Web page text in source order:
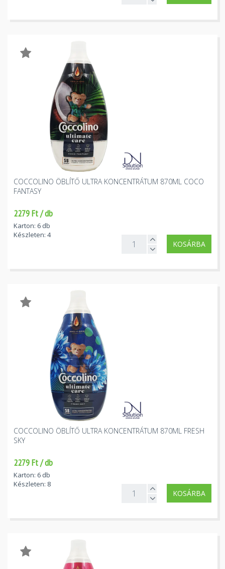
COCCOLINO ÖBLÍTŐ ULTRA KONCENTRÁTUM 870ML COCO
FANTASY
2279 Ft / db
Karton: 6 db
Készleten: 4
KOSÁRBA
COCCOLINO ÖBLÍTŐ ULTRA KONCENTRÁTUM 870ML FRESH
SKY
2279 Ft / db
Karton: 6 db
Készleten: 8
KOSÁRBA